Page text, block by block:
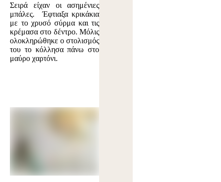
Σειρά είχαν οι ασημένιες
μπάλες. Έφτιαξα κρικάκια
με το χρυσό σύρμα και τις
κρέμασα στο δέντρο. Μόλις
ολοκληρώθηκε ο στολισμός
του το κόλλησα πάνω στο
μαύρο χαρτόνι.